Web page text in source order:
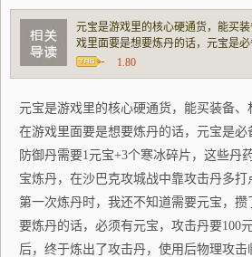
元宝是游戏里的核心硬通货，能买
戏里面要是想要炼丹的话，元宝是
要1元宝+3个寒冰碎片，这些丹药能
巴克攻城战中靠攻击丹多打点伤害
1.80
元宝是游戏里的核心硬通货，能买装备
在游戏里面要是想要炼丹的话，元宝是
防御丹需要1元宝+3个寒冰碎片，这些丹
宝炼丹，在沙巴克攻城战中靠攻击丹多
第一次炼丹时，我还不知道需要元宝，
要炼丹的话，必须有元宝，攻击丹要100
后，终于炼出了攻击丹，使用后物理攻